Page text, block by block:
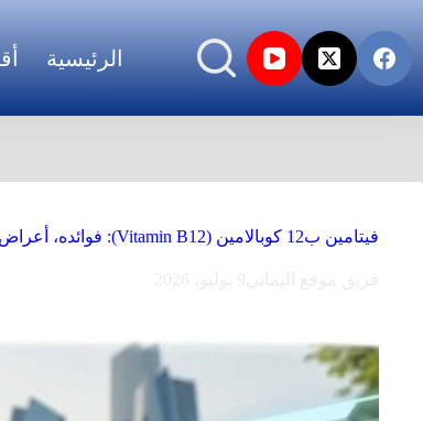
الرئيسية
فيتامين ب12 كوبالامين (‏Vitamin B12‎‏): فوائده، أعراض نقصه، وأضرار زيادته‏ 2026